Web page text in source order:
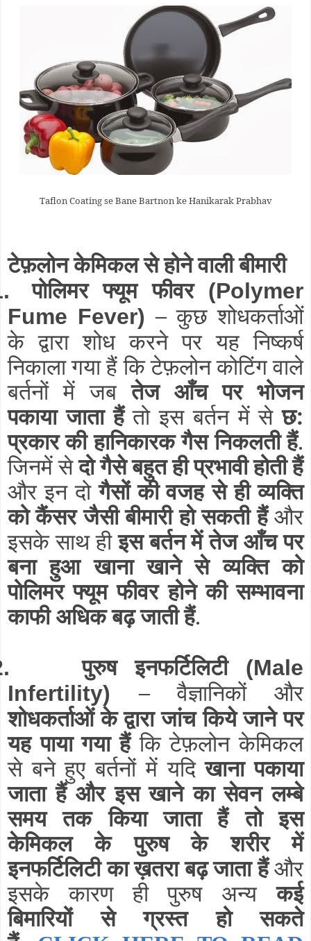
Taflon Coating se Bane Bartnon ke Hanikarak Prabhav
टेफ़लोन केमिकल से होने वाली बीमारी
पोलिमर फ्यूम फीवर (Polymer
Fume Fever)–कुछ शोधकर्ताओं
के द्वारा शोध करने पर यह निष्कर्ष
निकाला गया हैं कि टेफ़लोन कोटिंग वाले
बर्तनों में जबतेज आँच पर भोजन
पकाया जाता हैंतो इस बर्तन में सेछ:
प्रकार की हानिकारक गैस निकलती हैं.
जिनमें सेदो गैसे बहुत ही प्रभावी होती हैं
और इन दोगैसों की वजह से ही व्यक्ति
को कैंसर जैसी बीमारी हो सकती हैंऔर
इसके साथ हीइस बर्तन में तेज आँच पर
बना हुआ खाना खाने से व्यक्ति को
पोलिमर फ्यूम फीवर होने की सम्भावना
काफी अधिक बढ़ जाती हैं.
पुरुष इनफर्टिलिटी
(Male
Infertility)–वैज्ञानिकों और
शोधकर्ताओं के द्वारा जांच किये जाने पर
यह पाया गया हैंकि टेफ़लोन केमिकल
से बने हुए बर्तनों में यदिखाना पकाया
जाता हैं और इस खाने का सेवन लम्बे
समय तक किया जाता हैं तो इस
केमिकल के पुरुष के शरीर में
इनफर्टिलिटी का ख़तरा बढ़ जाता हैंऔर
इसके कारण ही पुरुष अन्यकई
बिमारियों से ग्रस्त हो सकते